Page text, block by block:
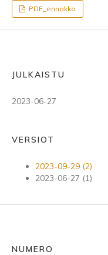
PDF_ennakko
JULKAISTU
2023-06-27
VERSIOT
2023-09-29 (2)
2023-06-27 (1)
NUMERO